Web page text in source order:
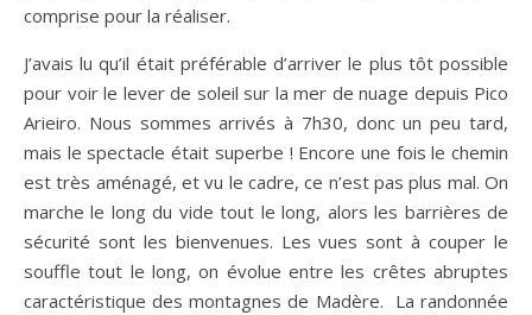
comprise pour la réaliser.
J’avais lu qu’il était préférable d’arriver le plus tôt possible
pour voir le lever de soleil sur la mer de nuage depuis Pico
Arieiro. Nous sommes arrivés à 7h30, donc un peu tard,
mais le spectacle était superbe ! Encore une fois le chemin
est très aménagé, et vu le cadre, ce n’est pas plus mal. On
marche le long du vide tout le long, alors les barrières de
sécurité sont les bienvenues. Les vues sont à couper le
souffle tout le long, on évolue entre les crêtes abruptes
caractéristique des montagnes de Madère. La randonnée